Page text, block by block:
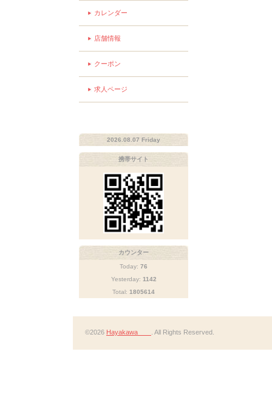
カレンダー
店舗情報
クーポン
求人ページ
2026.08.07 Friday
携帯サイト
カウンター
Today: 76
Yesterday: 1142
Total: 1805614
©2026 Hayakawa . All Rights Reserved.